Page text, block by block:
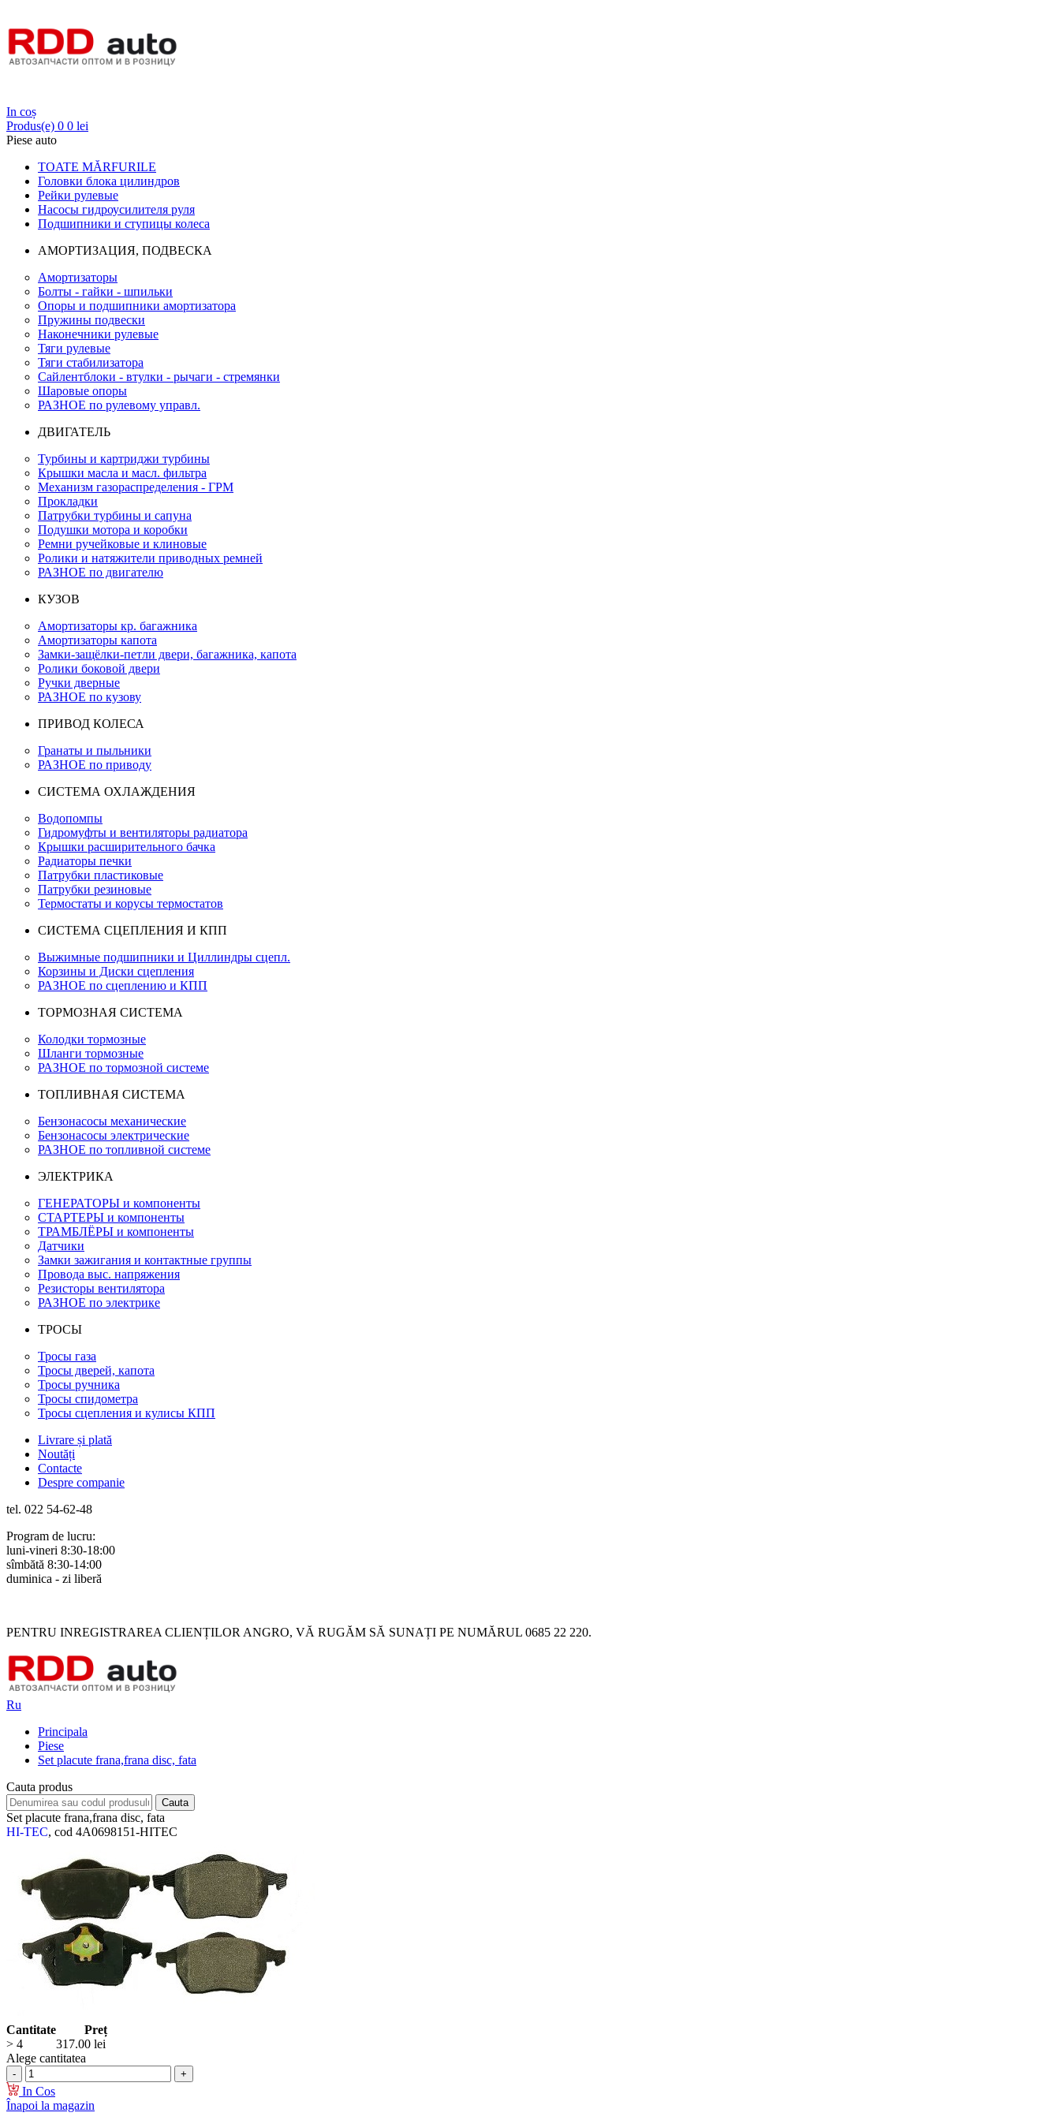
In coș
Produs(e) 0 0 lei
Piese auto
TOATE MĂRFURILE
Головки блока цилиндров
Рейки рулевые
Насосы гидроусилителя руля
Подшипники и ступицы колеса
АМОРТИЗАЦИЯ, ПОДВЕСКА
Амортизаторы
Болты - гайки - шпильки
Опоры и подшипники амортизатора
Пружины подвески
Наконечники рулевые
Тяги рулевые
Тяги стабилизатора
Сайлентблоки - втулки - рычаги - стремянки
Шаровые опоры
РАЗНОЕ по рулевому управл.
ДВИГАТЕЛЬ
Турбины и картриджи турбины
Крышки масла и масл. фильтра
Механизм газораспределения - ГРМ
Прокладки
Патрубки турбины и сапуна
Подушки мотора и коробки
Ремни ручейковые и клиновые
Ролики и натяжители приводных ремней
РАЗНОЕ по двигателю
КУЗОВ
Амортизаторы кр. багажника
Амортизаторы капота
Замки-защёлки-петли двери, багажника, капота
Ролики боковой двери
Ручки дверные
РАЗНОЕ по кузову
ПРИВОД КОЛЕСА
Гранаты и пыльники
РАЗНОЕ по приводу
СИСТЕМА ОХЛАЖДЕНИЯ
Водопомпы
Гидромуфты и вентиляторы радиатора
Крышки расширительного бачка
Радиаторы печки
Патрубки пластиковые
Патрубки резиновые
Термостаты и корусы термостатов
СИСТЕМА СЦЕПЛЕНИЯ И КПП
Выжимные подшипники и Циллиндры сцепл.
Корзины и Диски сцепления
РАЗНОЕ по сцеплению и КПП
ТОРМОЗНАЯ СИСТЕМА
Колодки тормозные
Шланги тормозные
РАЗНОЕ по тормозной системе
ТОПЛИВНАЯ СИСТЕМА
Бензонасосы механические
Бензонасосы электрические
РАЗНОЕ по топливной системе
ЭЛЕКТРИКА
ГЕНЕРАТОРЫ и компоненты
СТАРТЕРЫ и компоненты
ТРАМБЛЁРЫ и компоненты
Датчики
Замки зажигания и контактные группы
Провода выс. напряжения
Резисторы вентилятора
РАЗНОЕ по электрике
ТРОСЫ
Тросы газа
Тросы дверей, капота
Тросы ручника
Тросы спидометра
Тросы сцепления и кулисы КПП
Livrare și plată
Noutăți
Contacte
Despre companie
tel. 022 54-62-48
Program de lucru:
luni-vineri 8:30-18:00
sîmbătă 8:30-14:00
duminica - zi liberă
PENTRU INREGISTRAREA CLIENȚILOR ANGRO, VĂ RUGĂM SĂ SUNAȚI PE NUMĂRUL 0685 22 220.
Ru
Principala
Piese
Set placute frana,frana disc, fata
Cauta produs
Set placute frana,frana disc, fata
HI-TEC, cod 4A0698151-HITEC
Cantitate
Preț
> 4
317.00 lei
Alege cantitatea
In Cos
Înapoi la magazin